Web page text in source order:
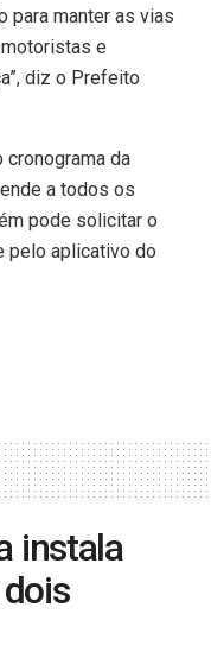
para manter as vias
e
diz o Prefeito
cronograma da
a todos os
pode solicitar o
pelo aplicativo do
instala